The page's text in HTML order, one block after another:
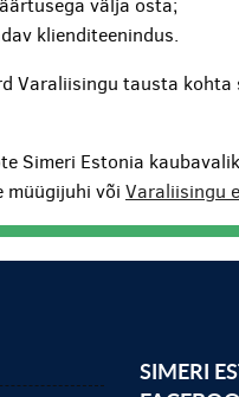
välja osta;
klienditeenindus.
Varaliisingu tausta kohta
Simeri Estonia
müügijuhi võiVaraliisingu
SIMERI